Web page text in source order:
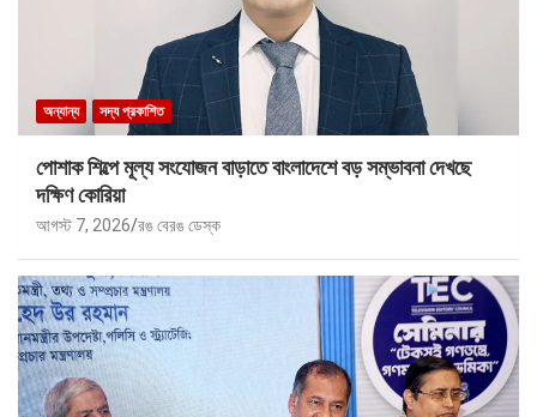
অন্যান্য সদ্য প্রকাশিত
পোশাক শিল্পে মূল্য সংযোজন বাড়াতে বাংলাদেশে বড় সম্ভাবনা দেখছে
দক্ষিণ কোরিয়া
আগস্ট 7, 2026 রঙ বেরঙ ডেস্ক